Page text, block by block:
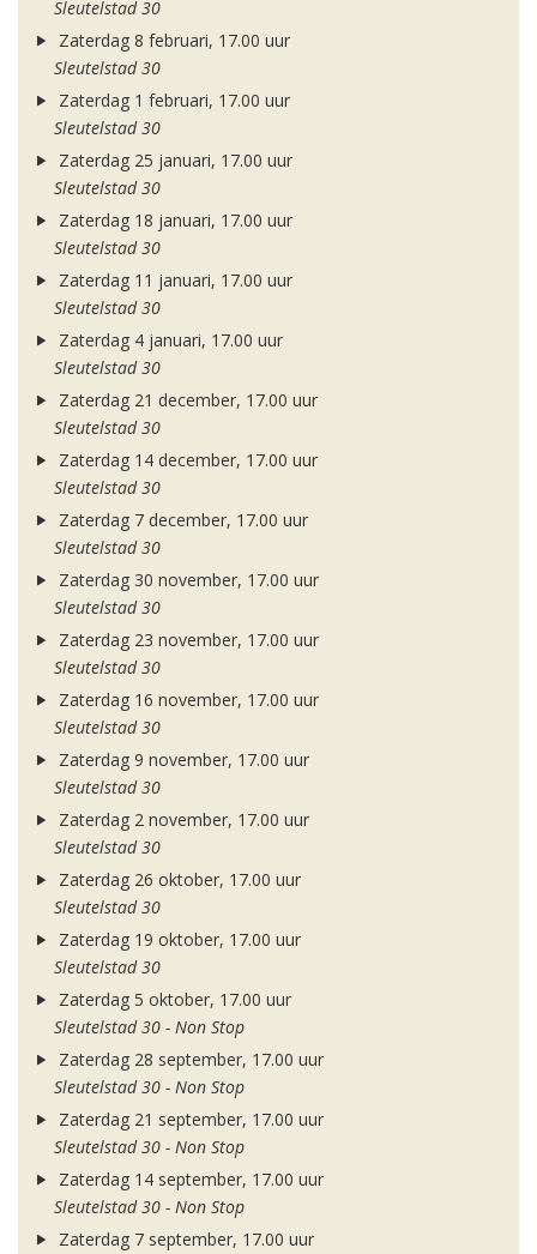
Sleutelstad 30
Zaterdag 8 februari, 17.00 uur
Sleutelstad 30
Zaterdag 1 februari, 17.00 uur
Sleutelstad 30
Zaterdag 25 januari, 17.00 uur
Sleutelstad 30
Zaterdag 18 januari, 17.00 uur
Sleutelstad 30
Zaterdag 11 januari, 17.00 uur
Sleutelstad 30
Zaterdag 4 januari, 17.00 uur
Sleutelstad 30
Zaterdag 21 december, 17.00 uur
Sleutelstad 30
Zaterdag 14 december, 17.00 uur
Sleutelstad 30
Zaterdag 7 december, 17.00 uur
Sleutelstad 30
Zaterdag 30 november, 17.00 uur
Sleutelstad 30
Zaterdag 23 november, 17.00 uur
Sleutelstad 30
Zaterdag 16 november, 17.00 uur
Sleutelstad 30
Zaterdag 9 november, 17.00 uur
Sleutelstad 30
Zaterdag 2 november, 17.00 uur
Sleutelstad 30
Zaterdag 26 oktober, 17.00 uur
Sleutelstad 30
Zaterdag 19 oktober, 17.00 uur
Sleutelstad 30
Zaterdag 5 oktober, 17.00 uur
Sleutelstad 30 - Non Stop
Zaterdag 28 september, 17.00 uur
Sleutelstad 30 - Non Stop
Zaterdag 21 september, 17.00 uur
Sleutelstad 30 - Non Stop
Zaterdag 14 september, 17.00 uur
Sleutelstad 30 - Non Stop
Zaterdag 7 september, 17.00 uur